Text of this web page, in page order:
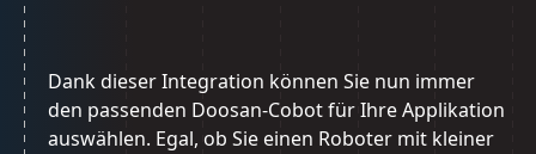
Dank dieser Integration können Sie nun immer
den passenden Doosan-Cobot für Ihre Applikation
auswählen. Egal, ob Sie einen Roboter mit kleiner